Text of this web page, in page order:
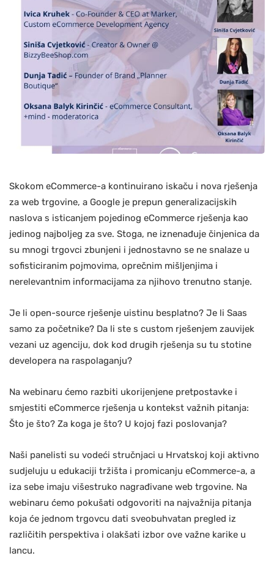
Skokom eCommerce-a kontinuirano iskaču i nova rješenja
za web trgovine, a Google je prepun generalizacijskih
naslova s isticanjem pojedinog eCommerce rješenja kao
jedinog najboljeg za sve. Stoga, ne iznenađuje činjenica da
su mnogi trgovci zbunjeni i jednostavno se ne snalaze u
sofisticiranim pojmovima, oprečnim mišljenjima i
nerelevantnim informacijama za njihovo trenutno stanje.
Je li open-source rješenje uistinu besplatno? Je li Saas
samo za početnike? Da li ste s custom rješenjem zauvijek
vezani uz agenciju, dok kod drugih rješenja su tu stotine
developera na raspolaganju?
Na webinaru ćemo razbiti ukorijenjene pretpostavke i
smjestiti eCommerce rješenja u kontekst važnih pitanja:
Što je što? Za koga je što? U kojoj fazi poslovanja?
Naši panelisti su vodeći stručnjaci u Hrvatskoj koji aktivno
sudjeluju u edukaciji tržišta i promicanju eCommerce-a, a
iza sebe imaju višestruko nagrađivane web trgovine. Na
webinaru ćemo pokušati odgovoriti na najvažnija pitanja
koja će jednom trgovcu dati sveobuhvatan pregled iz
različitih perspektiva i olakšati izbor ove važne karike u
lancu.